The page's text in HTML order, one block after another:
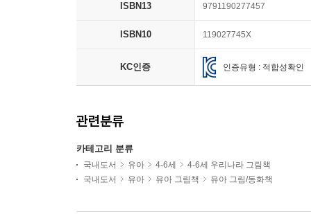
ISBN13 9791190277457
ISBN10 119027745X
KC인증 인증유형 : 적합성확인
관련분류
카테고리 분류
국내도서 유아 4-6세
4-6세 우리나라 그림책
국내도서
유아 유아 그림책 유아 그림/동화책